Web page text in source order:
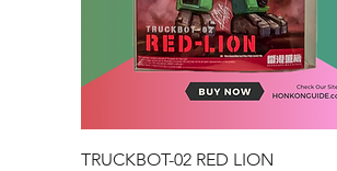
クイックビュー
TRUCKBOT-02 RED LION